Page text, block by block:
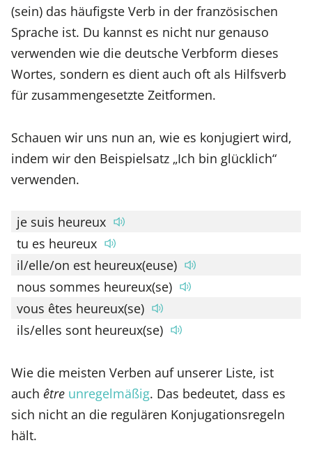
(sein) das häufigste Verb in der französischen
Sprache ist. Du kannst es nicht nur genauso
verwenden wie die deutsche Verbform dieses
Wortes, sondern es dient auch oft als Hilfsverb
für zusammengesetzte Zeitformen.
Schauen wir uns nun an, wie es konjugiert wird,
indem wir den Beispielsatz „Ich bin glücklich“
verwenden.
je suis heureux
tu es heureux
il/elle/on est heureux(euse)
nous sommes heureux(se)
vous êtes heureux(se)
ils/elles sont heureux(se)
Wie die meisten Verben auf unserer Liste, ist
auch être unregelmäßig. Das bedeutet, dass es
sich nicht an die regulären Konjugationsregeln
hält.